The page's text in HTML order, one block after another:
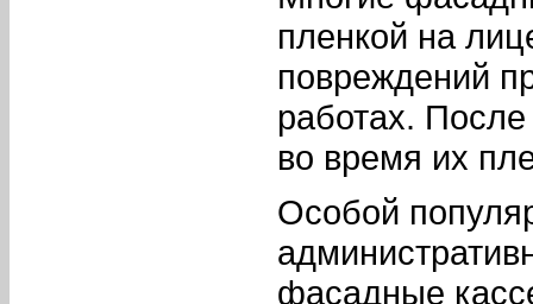
пленкой на
повреждений
работах.
во время их
Особой
фасадные